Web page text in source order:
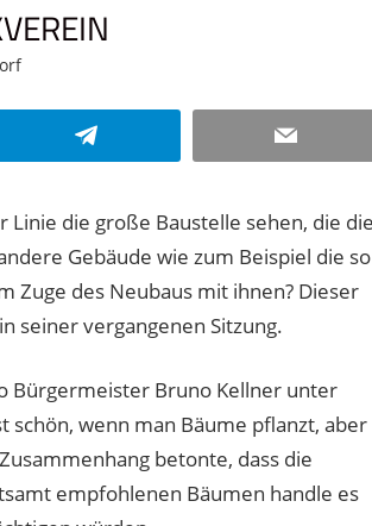
Telegram Email
die große Baustelle sehen, die
Gebäude wie zum Beispiel die so
Zuge des Neubaus mit ihnen? Dieser
seiner vergangenen Sitzung.
Bürgermeister Bruno Kellner unter
schön, wenn man Bäume pflanzt, aber
betonte, dass die
empfohlenen Bäumen handle es